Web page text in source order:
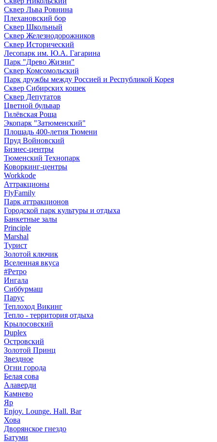
Сквер Льва Ровнина
Плехановский бор
Сквер Школьный
Сквер Железнодорожников
Сквер Исторический
Лесопарк им. Ю.А. Гагарина
Парк "Древо Жизни"
Сквер Комсомольский
Парк дружбы между Россией и Республикой Корея
Сквер Сибирских кошек
Сквер Депутатов
Цветной бульвар
Гилёвская Роща
Экопарк "Затюменский"
Площадь 400-летия Тюмени
Пруд Войновский
Бизнес-центры
Тюменский Технопарк
Коворкинг-центры
Workkode
Аттракционы
FlyFamily
Парк аттракционов
Городской парк культуры и отдыха
Банкетные залы
Principle
Marshal
Турист
Золотой ключик
Вселенная вкуса
#Ретро
Ингала
Сиббурмаш
Парус
Теплоход Викинг
Тепло - территория отдыха
Крылосовский
Duplex
Островский
Золотой Принц
Звездное
Огни города
Белая сова
Алаверди
Камнево
Яр
Enjoy. Lounge. Hall. Bar
Хова
Дворянское гнездо
Батуми